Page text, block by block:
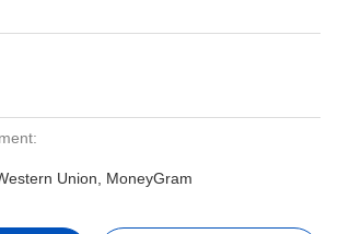
Union, MoneyGram